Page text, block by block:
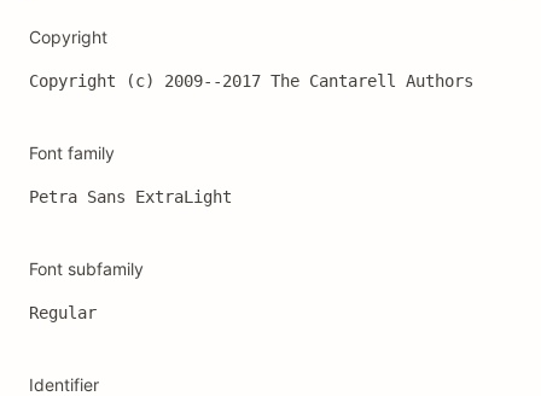
Copyright
Copyright (c) 2009--2017 The Cantarell Authors
Font family
Petra Sans ExtraLight
Font subfamily
Regular
Identifier